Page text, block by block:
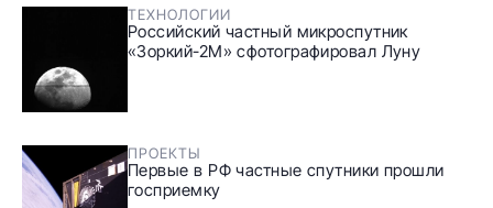
ТЕХНОЛОГИИ
Российский частный микроспутник
«Зоркий-2М» сфотографировал Луну
ПРОЕКТЫ
Первые в РФ частные спутники прошли
госприемку